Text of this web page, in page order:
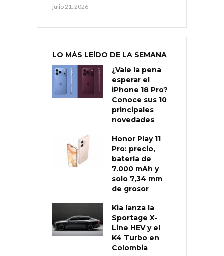
julio 21, 2026
LO MÁS LEÍDO DE LA SEMANA
¿Vale la pena
esperar el
iPhone 18 Pro?
Conoce sus 10
principales
novedades
Honor Play 11
Pro: precio,
batería de
7.000 mAh y
solo 7,34 mm
de grosor
Kia lanza la
Sportage X-
Line HEV y el
K4 Turbo en
Colombia